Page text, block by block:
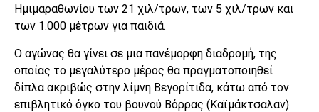
Ημιμαραθωνίου των 21 χιλ/τρων, των 5 χιλ/τρων και
των 1.000 μέτρων για παιδιά.
Ο αγώνας θα γίνει σε μια πανέμορφη διαδρομή, της
οποίας το μεγαλύτερο μέρος θα πραγματοποιηθεί
δίπλα ακριβώς στην λίμνη Βεγορίτιδα, κάτω από τον
επιβλητικό όγκο του βουνού Βόρρας (Καϊμάκτσαλαν)